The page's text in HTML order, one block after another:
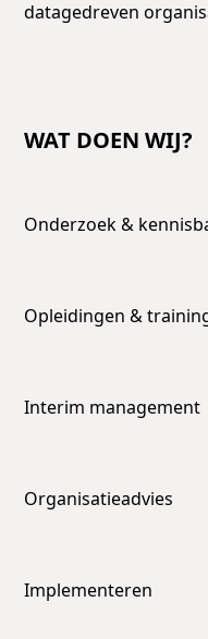
datagedreven
WAT DOEN WIJ?
Onderzoek &
Opleidingen &
Interim management
Organisatieadvies
Implementeren